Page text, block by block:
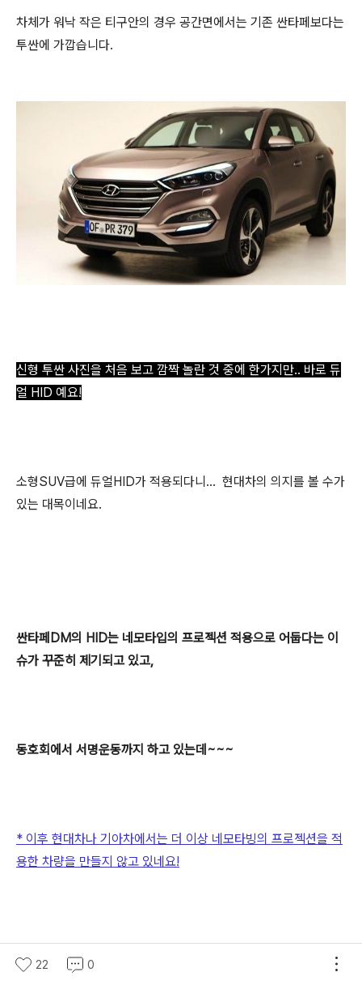
차체가 워낙 작은 티구안의 경우 공간면에서는 기존 싼타페보다는
투싼에 가깝습니다.
신형 투싼 사진을 처음 보고 깜짝 놀란 것 중에 한가지만.. 바로 듀
얼 HID 예요!
소형SUV급에 듀얼HID가 적용되다니... 현대차의 의지를 볼 수가
있는 대목이네요.
싼타페DM의 HID는 네모타입의 프로젝션 적용으로 어둡다는 이
슈가 꾸준히 제기되고 있고,
동호회에서 서명운동까지 하고 있는데~~~
* 이후 현대차나 기아차에서는 더 이상 네모타빙의 프로젝션을 적
용한 차량을 만들지 않고 있네요!
22 0